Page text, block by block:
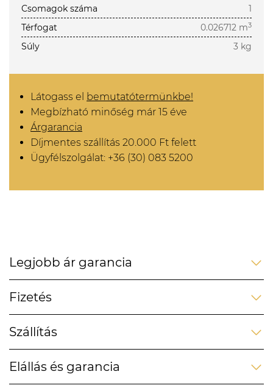
Csomagok száma
1
Térfogat
0.026712 m3
Súly 3 kg
Látogass el bemutatótermünkbe!
Megbízható minőség már 15 éve
Árgarancia
Díjmentes szállítás 20.000 Ft felett
Ügyfélszolgálat: +36 (30) 083 5200
Legjobb ár garancia
Fizetés
Szállítás
Elállás és garancia